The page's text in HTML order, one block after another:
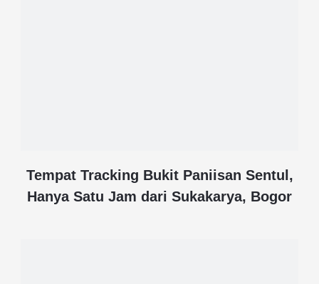
Tempat Tracking Bukit Paniisan Sentul,
Hanya Satu Jam dari Sukakarya, Bogor